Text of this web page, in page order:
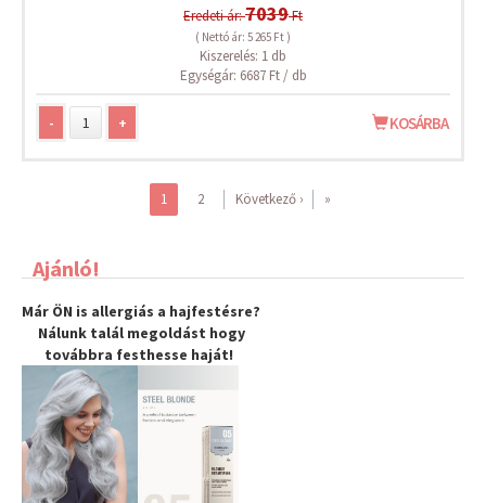
Eredeti ár:7039Ft
( Nettó ár: 5 265 Ft )
Kiszerelés: 1 db
Egységár: 6687 Ft / db
- + KOSÁRBA
1 2 Következő › »
Ajánló!
Már ÖN is allergiás a hajfestésre?
Nálunk talál megoldást hogy
továbbra festhesse haját!